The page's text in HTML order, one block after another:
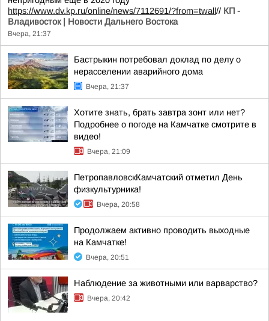
https://www.dv.kp.ru/online/news/7112691/?from=twall// КП -
Владивосток | Новости Дальнего Востока
Вчера, 21:37
Бастрыкин потребовал доклад по делу о
нерасселении аварийного дома
Вчера, 21:37
Хотите знать, брать завтра зонт или нет?
Подробнее о погоде на Камчатке смотрите в
видео!
Вчера, 21:09
ПетропавловскКамчатский отметил День
физкультурника!
Вчера, 20:58
Продолжаем активно проводить выходные
на Камчатке!
Вчера, 20:51
Наблюдение за животными или варварство?
Вчера, 20:42